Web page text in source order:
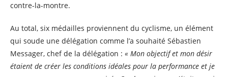
contre-la-montre.
Au total, six médailles proviennent du cyclisme, un élément
qui soude une délégation comme l’a souhaité Sébastien
Messager, chef de la délégation : « Mon objectif et mon désir
étaient de créer les conditions idéales pour la performance et je